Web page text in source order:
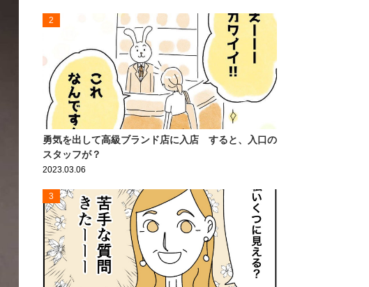
2
勇気を出して高級ブランド店に入店 すると、入口の
スタッフが？
2023.03.06
3